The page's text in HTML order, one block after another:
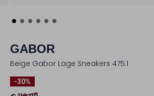
GABOR
Beige Gabor Lage Sneakers 475.1
-30%